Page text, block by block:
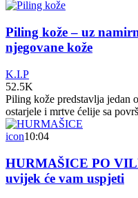
Piling kože – uz
njegovane kože
K.I.P
52.5K
Piling kože predstavlja jedan
ostarjele i mrtve ćelije sa
icon10:04
HURMAŠICE PO
uvijek će vam uspjeti